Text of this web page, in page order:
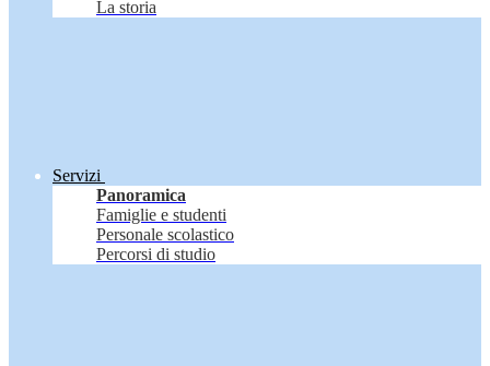
La storia
Servizi
Panoramica
Famiglie e studenti
Personale scolastico
Percorsi di studio